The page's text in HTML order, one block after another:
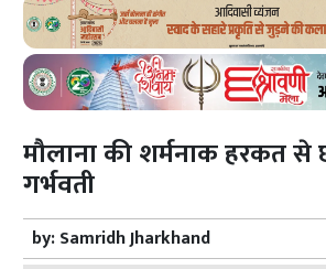
मौलाना की शर्मनाक हरकत से
गर्भवती
by:Samridh Jharkhand